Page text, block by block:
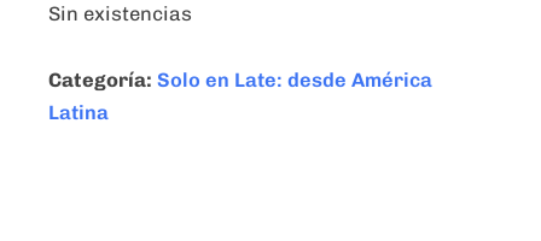
Sin existencias
Categoría: Solo en Late: desde América
Latina